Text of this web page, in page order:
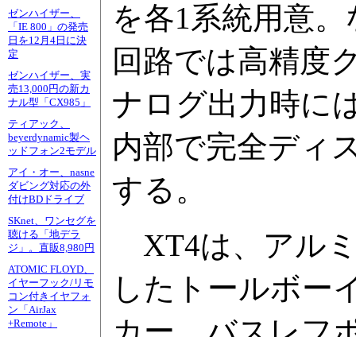
ゼンハイザー、
「IE 800」の発売
日を12月4日に決
定
ゼンハイザー、実
売13,000円の新カ
ナル型「CX985」
ティアック、
beyerdynamic製ヘ
ッドフォン2モデル
アイ・オー、nasne
ダビング対応の外
付けBDドライブ
SKnet、ワンセグを
聴ける「地デラ
ジ」。直販8,980円
ATOMIC FLOYD、
イヤーフック/リモ
コン付きイヤフォ
ン「AirJax
+Remote」
を各1系統用意
回路では高精度
ナログ出力時に
内部で完全ディ
する。
XT4は、アル
したトールボー